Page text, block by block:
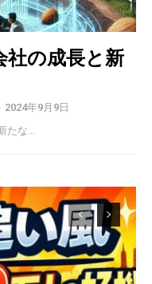
社の成長と新
2024年9月9日
たな...